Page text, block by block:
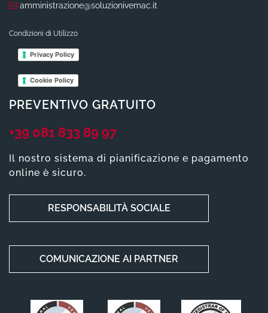
amministrazione@soluzionivemac.it
Condizioni di Utilizzo
Privacy Policy
Cookie Policy
PREVENTIVO GRATUITO
+39 081 833 89 97
Il nostro sistema di pianificazione e pagamento
online è sicuro.
RESPONSABILITÀ SOCIALE
COMUNICAZIONE AI PARTNER